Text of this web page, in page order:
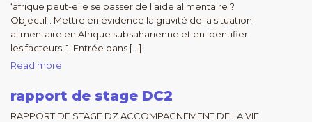
‘afrique peut-elle se passer de l’aide alimentaire ?
Objectif : Mettre en évidence la gravité de la situation
alimentaire en Afrique subsaharienne et en identifier
les facteurs. 1. Entrée dans […]
Read more
rapport de stage DC2
RAPPORT DE STAGE DZ ACCOMPAGNEMENT DE LA VIE